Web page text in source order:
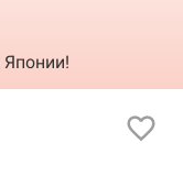
Японии!